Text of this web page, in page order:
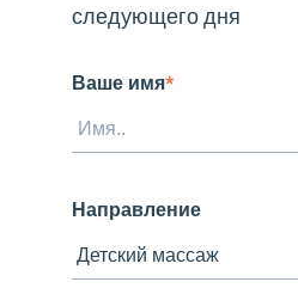
следующего дня
Ваше имя*
Направление